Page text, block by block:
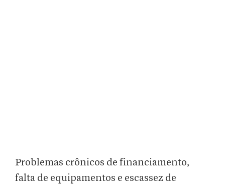
Problemas crônicos de financiamento,
falta de equipamentos e escassez de